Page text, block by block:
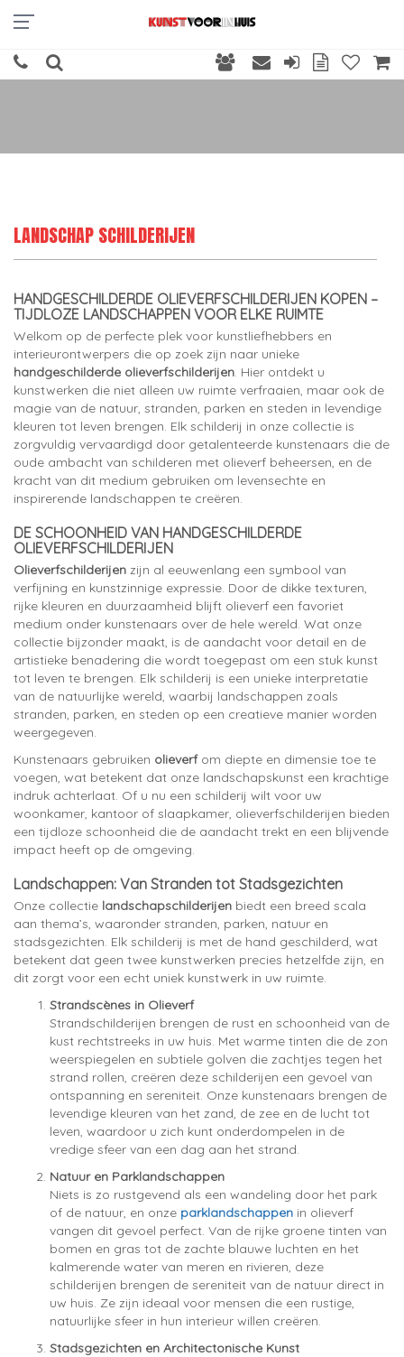
LANDSCHAP SCHILDERIJEN
HANDGESCHILDERDE OLIEVERFSCHILDERIJEN KOPEN –
TIJDLOZE LANDSCHAPPEN VOOR ELKE RUIMTE
Welkom op de perfecte plek voor kunstliefhebbers en
interieurontwerpers die op zoek zijn naar unieke
handgeschilderde olieverfschilderijen. Hier ontdekt u
kunstwerken die niet alleen uw ruimte verfraaien, maar ook de
magie van de natuur, stranden, parken en steden in levendige
kleuren tot leven brengen. Elk schilderij in onze collectie is
zorgvuldig vervaardigd door getalenteerde kunstenaars die de
oude ambacht van schilderen met olieverf beheersen, en de
kracht van dit medium gebruiken om levensechte en
inspirerende landschappen te creëren.
DE SCHOONHEID VAN HANDGESCHILDERDE
OLIEVERFSCHILDERIJEN
Olieverfschilderijen zijn al eeuwenlang een symbool van
verfijning en kunstzinnige expressie. Door de dikke texturen,
rijke kleuren en duurzaamheid blijft olieverf een favoriet
medium onder kunstenaars over de hele wereld. Wat onze
collectie bijzonder maakt, is de aandacht voor detail en de
artistieke benadering die wordt toegepast om een stuk kunst
tot leven te brengen. Elk schilderij is een unieke interpretatie
van de natuurlijke wereld, waarbij landschappen zoals
stranden, parken, en steden op een creatieve manier worden
weergegeven.
Kunstenaars gebruiken olieverfom diepte en dimensie toe te
voegen, wat betekent dat onze landschapskunst een krachtige
indruk achterlaat. Of u nu een schilderij wilt voor uw
woonkamer, kantoor of slaapkamer, olieverfschilderijen bieden
een tijdloze schoonheid die de aandacht trekt en een blijvende
impact heeft op de omgeving.
Landschappen: Van Stranden tot Stadsgezichten
Onze collectie landschapschilderijen biedt een breed scala
aan thema’s, waaronder stranden, parken, natuur en
stadsgezichten. Elk schilderij is met de hand geschilderd, wat
betekent dat geen twee kunstwerken precies hetzelfde zijn, en
dit zorgt voor een echt uniek kunstwerk in uw ruimte.
Strandscènes in Olieverf
Strandschilderijen brengen de rust en schoonheid van de
kust rechtstreeks in uw huis. Met warme tinten die de zon
weerspiegelen en subtiele golven die zachtjes tegen het
strand rollen, creëren deze schilderijen een gevoel van
ontspanning en sereniteit. Onze kunstenaars brengen de
levendige kleuren van het zand, de zee en de lucht tot
leven, waardoor u zich kunt onderdompelen in de
vredige sfeer van een dag aan het strand.
Natuur en Parklandschappen
Niets is zo rustgevend als een wandeling door het park
of de natuur, en onze parklandschappen in olieverf
vangen dit gevoel perfect. Van de rijke groene tinten van
bomen en gras tot de zachte blauwe luchten en het
kalmerende water van meren en rivieren, deze
schilderijen brengen de sereniteit van de natuur direct in
uw huis. Ze zijn ideaal voor mensen die een rustige,
natuurlijke sfeer in hun interieur willen creëren.
Stadsgezichten en Architectonische Kunst